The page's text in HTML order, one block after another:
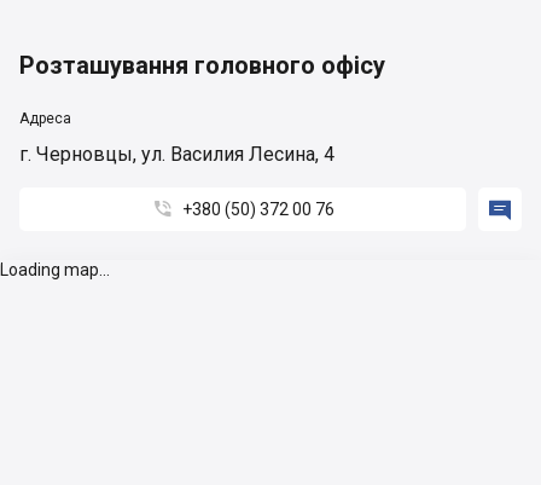
Розташування головного офісу
Адреса
г. Черновцы, ул. Василия Лесина, 4
 +380 (50) 372 00 76 
Loading map...